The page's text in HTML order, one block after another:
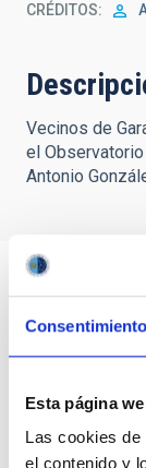
Consentimiento
Esta página
Las cookies
el contenido y
CRÉDITOS
Vecinos de
el
Antonio